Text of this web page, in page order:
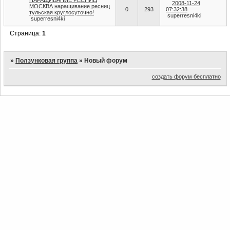
МОСКВА наращивание ресниц
тульская круглосуточно!
superresni4ki
0 293
2008-11-24
07:32:38
superresni4ki
Страница:1
»Ползунковая группа »Новый форум
создать форум бесплатно